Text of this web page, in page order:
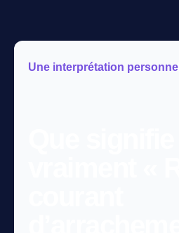
Une interprétation